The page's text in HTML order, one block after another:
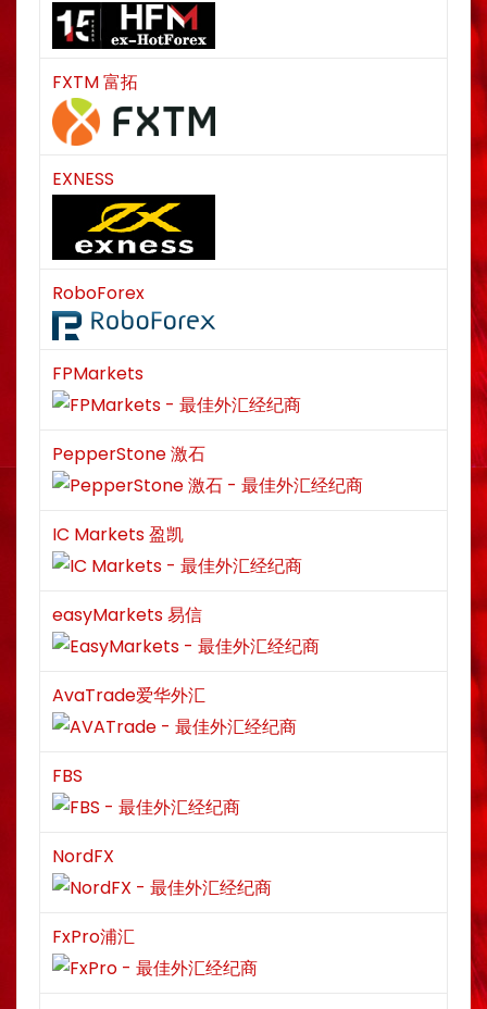
FXTM 富拓
EXNESS
RoboForex
FPMarkets
PepperStone 激石
IC Markets 盈凯
easyMarkets 易信
AvaTrade爱华外汇
FBS
NordFX
FxPro浦汇